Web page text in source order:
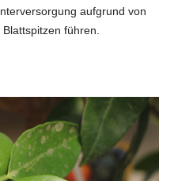
aufgrund von
führen.